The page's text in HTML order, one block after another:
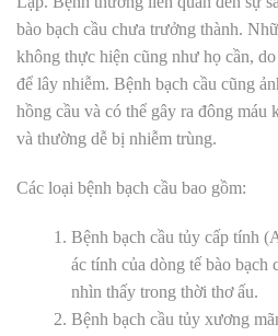
bào bạch cầu chưa trưởng thành.
không thực hiện cũng như họ cần,
để lây nhiễm. Bệnh bạch cầu cũng
hồng cầu và có thể gây ra đông máu
và thường dễ bị nhiễm trùng.
Các loại bệnh bạch cầu bao gồm:
Bệnh bạch cầu tủy cấp tính
ác tính của dòng tế bào bạch
nhìn thấy trong thời thơ ấu.
Bệnh bạch cầu tủy xương